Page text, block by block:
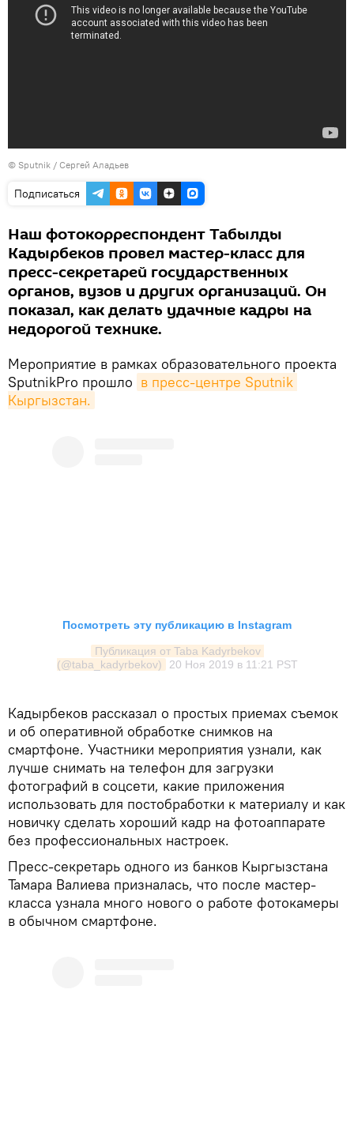
© Sputnik / Сергей Аладьев
Подписаться
Наш фотокорреспондент Табылды
Кадырбеков провел мастер-класс для
пресс-секретарей государственных
органов, вузов и других организаций. Он
показал, как делать удачные кадры на
недорогой технике.
Мероприятие в рамках образовательного проекта
SputnikPro прошло в пресс-центре Sputnik
Кыргызстан.
Посмотреть эту публикацию в Instagram
Публикация от Taba Kadyrbekov
(@taba_kadyrbekov)
20 Ноя 2019 в 11:21 PST
Кадырбеков рассказал о простых приемах съемок
и об оперативной обработке снимков на
смартфоне. Участники мероприятия узнали, как
лучше снимать на телефон для загрузки
фотографий в соцсети, какие приложения
использовать для постобработки к материалу и как
новичку сделать хороший кадр на фотоаппарате
без профессиональных настроек.
Пресс-секретарь одного из банков Кыргызстана
Тамара Валиева призналась, что после мастер-
класса узнала много нового о работе фотокамеры
в обычном смартфоне.